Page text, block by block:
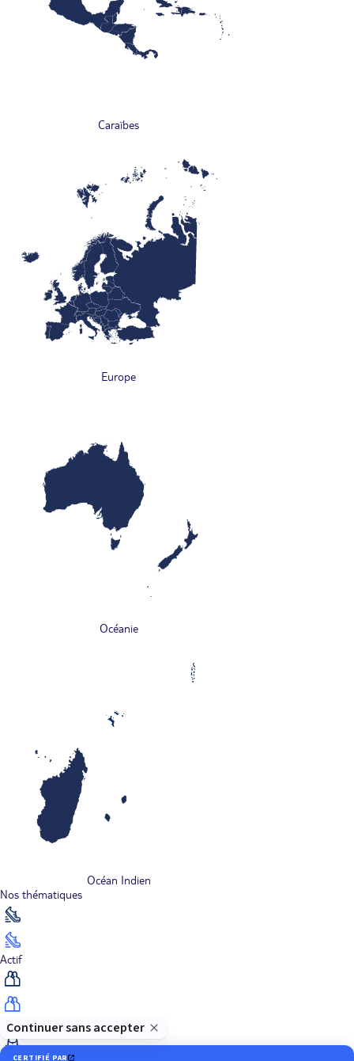
Caraïbes
Europe
Océanie
Océan Indien
Nos thématiques
Actif
Adult only